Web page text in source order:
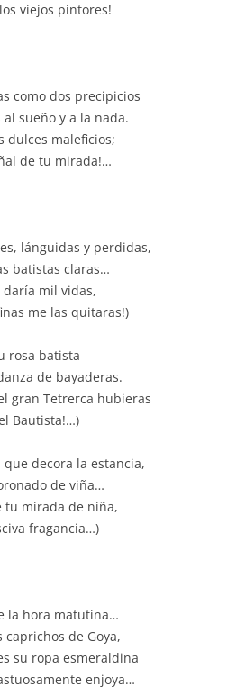
viejos pintores!
como dos precipicios
sueño y a la nada.
dulces maleficios;
de tu mirada!…
lánguidas y perdidas,
batistas claras…
daría mil vidas,
me las quitaras!)
rosa batista
de bayaderas.
gran Tetrerca hubieras
Bautista!…)
decora la estancia,
de viña…
tu mirada de niña,
fragancia…)
la hora matutina…
caprichos de Goya,
su ropa esmeraldina
enjoya…